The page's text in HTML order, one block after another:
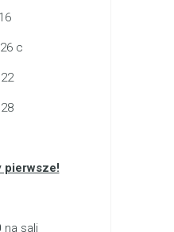
c
pierwsze!
na sali